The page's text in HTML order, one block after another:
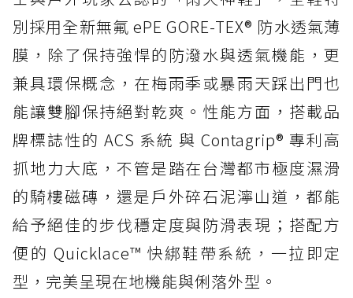
別採用全新無氟 ePE GORE-TEX® 防水透氣薄
膜，除了保持強悍的防潑水與透氣機能，更
兼具環保概念，在梅雨季或暴雨天踩出門也
能讓雙腳保持絕對乾爽。性能方面，搭載品
牌標誌性的 ACS 系統 與 Contagrip® 專利高
抓地力大底，不管是踏在台灣都市極度濕滑
的騎樓磁磚，還是戶外碎石泥濘山道，都能
給予絕佳的步伐穩定度與防滑表現；搭配方
便的 Quicklace™ 快綁鞋帶系統，一拉即定
型，完美呈現在地機能與俐落外型。